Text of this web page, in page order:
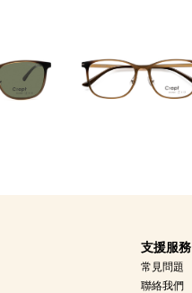
支援服務
常見問題
聯絡我們